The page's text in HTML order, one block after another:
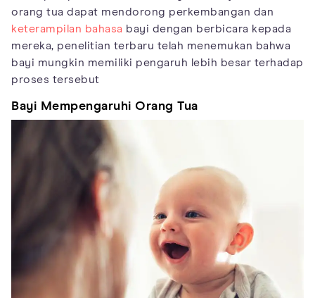
orang tua dapat mendorong perkembangan dan
keterampilan bahasa bayi dengan berbicara kepada
mereka, penelitian terbaru telah menemukan bahwa
bayi mungkin memiliki pengaruh lebih besar terhadap
proses tersebut
Bayi Mempengaruhi Orang Tua